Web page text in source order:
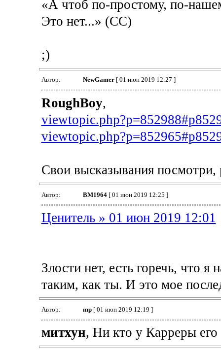
«А чтоб по-простому, по-
Это нет...» (СС)
;)
Автор: NewGamer[ 01 июн 2019 12:27 ]
RoughBoy,
Свои высказывания
Автор: BM1964[ 01 июн 2019 12:25 ]
Ценитель » 01 июн 2019 12:01
Злости нет, есть горечь, что я
таким, как ты. И это мое
Автор: mp[ 01 июн 2019 12:19 ]
митхун, Ни кто у Карреры его